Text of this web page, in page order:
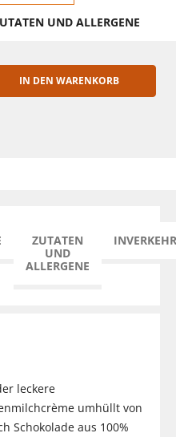
UND ALLERGENE
IN DEN WARENKORB
ZUTATEN
UND
ALLERGENE
leckere
umhüllt von
Schokolade aus 100%